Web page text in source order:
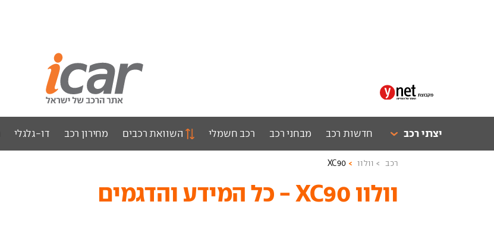
יצרני רכב חדשות רכב מבחני רכב רכב חשמלי השוואת רכבים מחירון רכב דו-גלגלי
רכב וולוו XC90
וולוו XC90 - כל המידע והדגמים